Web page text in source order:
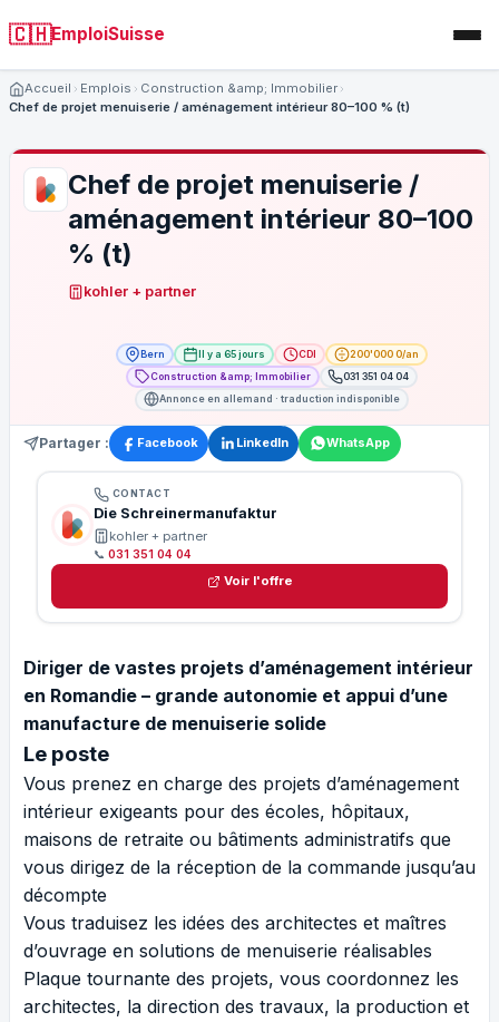
🇨🇭EmploiSuisse
Accueil Emplois
Construction &amp; Immobilier
Chef de projet menuiserie / aménagement intérieur 80–100 % (t)
Chef de projet menuiserie /
aménagement intérieur 80–100
% (t)
kohler + partner
Bern Il y a 65 jours CDI
200'000 0/an
Construction &amp; Immobilier
031 351 04 04
Annonce en allemand · traduction indisponible
Partager : Facebook LinkedIn WhatsApp
CONTACT
Die Schreinermanufaktur
kohler + partner
📞 031 351 04 04
Voir l'offre
Diriger de vastes projets d’aménagement intérieur
en Romandie – grande autonomie et appui d’une
manufacture de menuiserie solide
Le poste
Vous prenez en charge des projets d’aménagement
intérieur exigeants pour des écoles, hôpitaux,
maisons de retraite ou bâtiments administratifs que
vous dirigez de la réception de la commande jusqu’au
décompte
Vous traduisez les idées des architectes et maîtres
d’ouvrage en solutions de menuiserie réalisables
Plaque tournante des projets, vous coordonnez les
architectes, la direction des travaux, la production et